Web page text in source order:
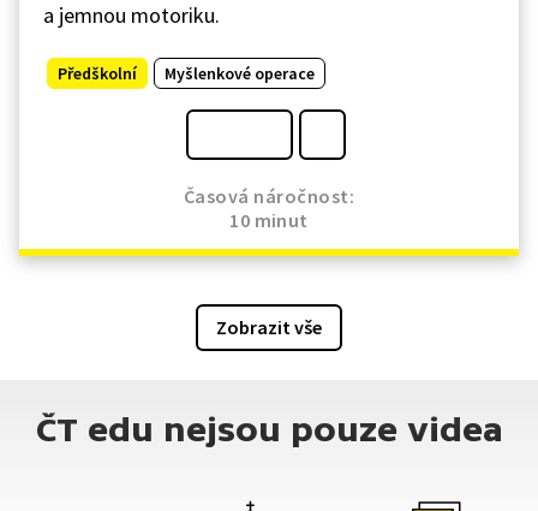
a jemnou motoriku.
Předškolní Myšlenkové operace
Časová náročnost:
10 minut
Zobrazit vše
ČT edu nejsou pouze videa